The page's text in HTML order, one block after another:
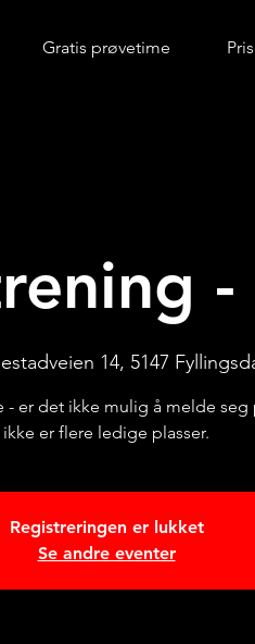
14, 5147
- er det ikke mulig å melde
ikke er flere ledige plasser.
Registreringen er lukket
Se andre eventer
Gratis prøvetime